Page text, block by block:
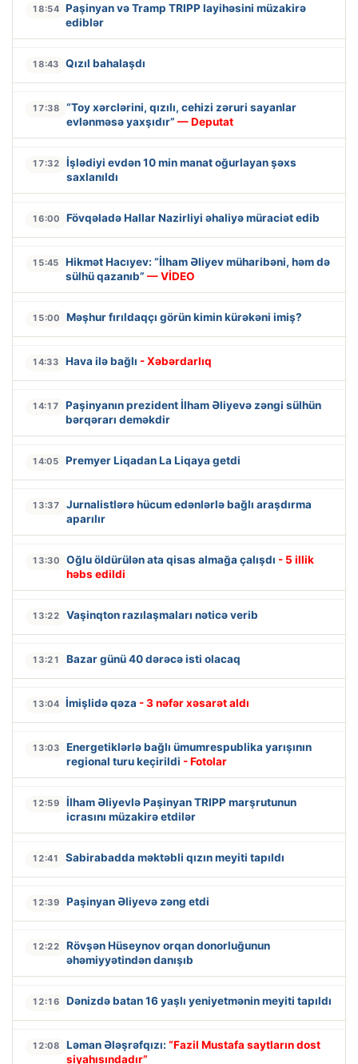
18:54 Paşinyan və Tramp TRIPP layihəsini müzakirə
ediblər
18:43 Qızıl bahalaşdı
17:38
“Toy xərclərini, qızılı, cehizi zəruri sayanlar
evlənməsə yaxşıdır” — Deputat
17:32
İşlədiyi evdən 10 min manat oğurlayan şəxs
saxlanıldı
16:00 Fövqəladə Hallar Nazirliyi əhaliyə müraciət edib
15:45
Hikmət Hacıyev: “İlham Əliyev müharibəni, həm də
sülhü qazanıb” — VİDEO
15:00 Məşhur fırıldaqçı görün kimin kürəkəni imiş?
14:33 Hava ilə bağlı - Xəbərdarlıq
14:17
Paşinyanın prezident İlham Əliyevə zəngi sülhün
bərqərarı deməkdir
14:05 Premyer Liqadan La Liqaya getdi
13:37
Jurnalistlərə hücum edənlərlə bağlı araşdırma
aparılır
13:30 Oğlu öldürülən ata qisas almağa çalışdı - 5 illik
həbs edildi
13:22 Vaşinqton razılaşmaları nəticə verib
13:21 Bazar günü 40 dərəcə isti olacaq
13:04 İmişlidə qəza - 3 nəfər xəsarət aldı
13:03
Energetiklərlə bağlı ümumrespublika yarışının
regional turu keçirildi - Fotolar
12:59
İlham Əliyevlə Paşinyan TRIPP marşrutunun
icrasını müzakirə etdilər
12:41 Sabirabadda məktəbli qızın meyiti tapıldı
12:39 Paşinyan Əliyevə zəng etdi
12:22
Rövşən Hüseynov orqan donorluğunun
əhəmiyyətindən danışıb
12:16 Dənizdə batan 16 yaşlı yeniyetmənin meyiti tapıldı
12:08 Ləman Ələşrəfqızı: “Fazil Mustafa saytların dost
siyahısındadır”